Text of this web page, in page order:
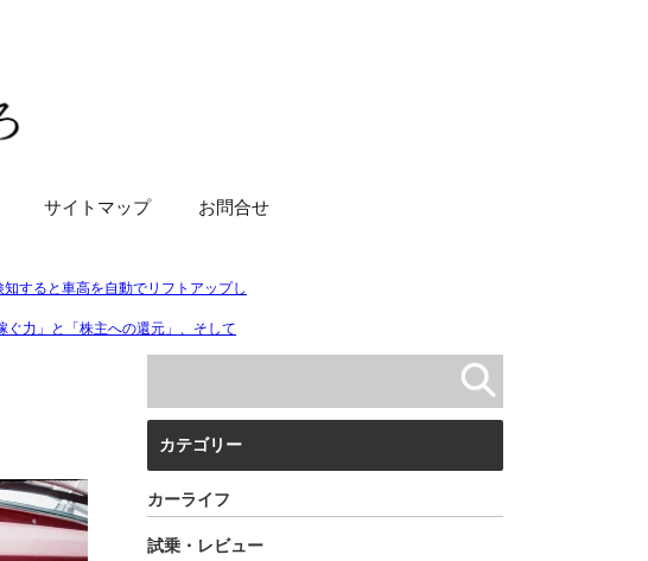
サイトマップ お問合せ
カテゴリー
カーライフ
試乗・レビュー